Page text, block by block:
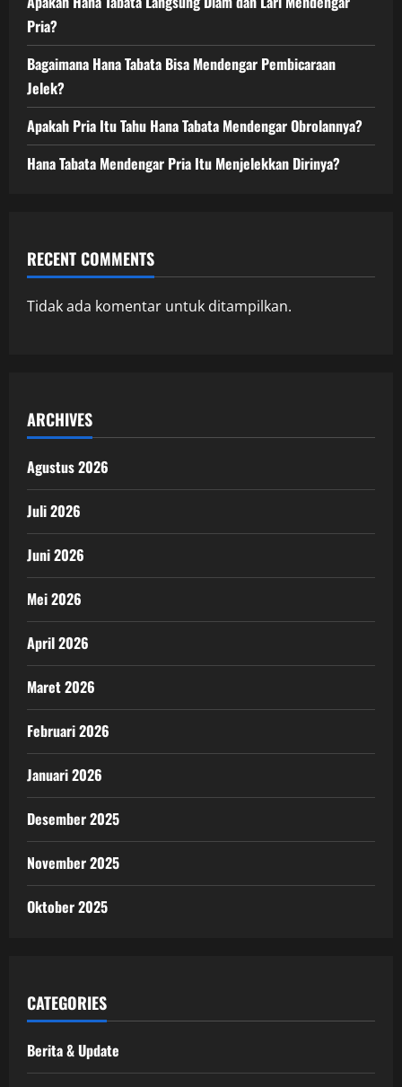
Pria?
Bagaimana Hana Tabata Bisa Mendengar Pembicaraan
Jelek?
Apakah Pria Itu Tahu Hana Tabata Mendengar Obrolannya?
Hana Tabata Mendengar Pria Itu Menjelekkan Dirinya?
RECENT COMMENTS
Tidak ada komentar untuk ditampilkan.
ARCHIVES
Agustus 2026
Juli 2026
Juni 2026
Mei 2026
April 2026
Maret 2026
Februari 2026
Januari 2026
Desember 2025
November 2025
Oktober 2025
CATEGORIES
Berita & Update